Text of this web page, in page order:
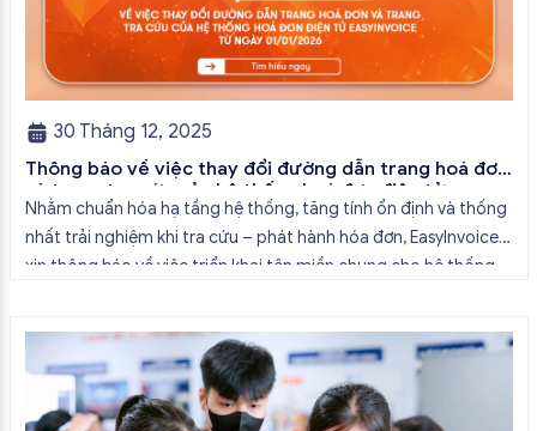
30 Tháng 12, 2025
Thông báo về việc thay đổi đường dẫn trang hoá đơn
và trang tra cứu của hệ thống hoá đơn điện tử
EasyInvoice từ ngày 01/01/2026
Nhằm chuẩn hóa hạ tầng hệ thống, tăng tính ổn định và thống
nhất trải nghiệm khi tra cứu – phát hành hóa đơn, EasyInvoice
xin thông báo về việc triển khai tên miền chung cho hệ thống